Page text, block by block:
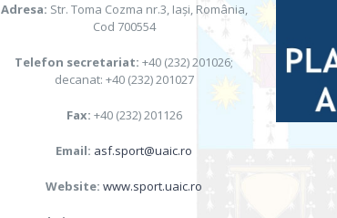
Adresa: Str. Toma Cozma nr.3, Iaşi, România,
Cod 700554
Telefon secretariat:+40 (232) 201026;
decanat: +40 (232) 201027
Fax: +40 (232) 201126
Email: asf.sport@uaic.ro
Website:www.sport.uaic.ro